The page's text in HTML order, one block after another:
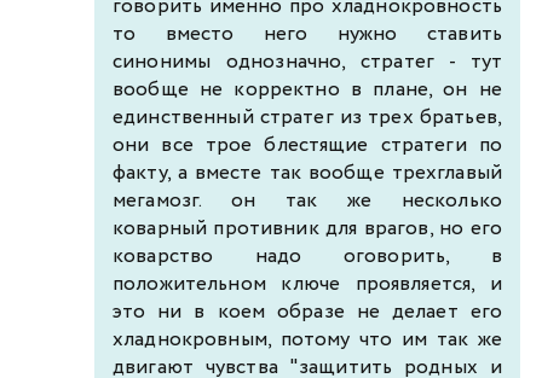
говорить именно про хладнокровность
то вместо него нужно ставить
синонимы однозначно, стратег - тут
вообще не корректно в плане, он не
единственный стратег из трех братьев,
они все трое блестящие стратеги по
факту, а вместе так вообще трехглавый
мегамозг. он так же несколько
коварный противник для врагов, но его
коварство надо оговорить, в
положительном ключе проявляется, и
это ни в коем образе не делает его
хладнокровным, потому что им так же
двигают чувства "защитить родных и